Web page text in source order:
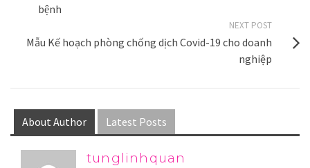
bệnh
NEXT POST
Mẫu Kế hoạch phòng chống dịch Covid-19 cho doanh
nghiệp
About Author Latest Posts
tunglinhquan